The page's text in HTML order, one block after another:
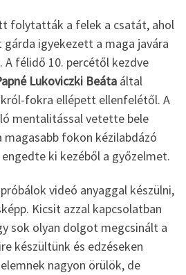
folytatták a felek a csatát, ahol
igyekezett a maga javára
félidő 10. percétől kezdve
Lukoviczki Beáta által
fokra ellépett ellenfelétől. A
mentalitással vetette bele
magasabb fokon kézilabdázó
ki kezéből a győzelmet.
videó anyaggal készülni,
Kicsit azzal kapcsolatban
sok olyan dolgot megcsinált a
készültünk és edzéseken
nagyon örülök, de